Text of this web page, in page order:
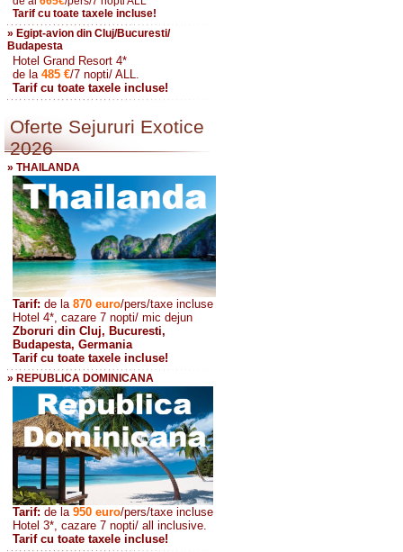
Tarif cu toate taxele incluse!
» Egipt-avion din Cluj/Bucuresti/
Budapesta
Hotel Grand Resort 4*
de la485 €/7 nopti/ ALL.
Tarif cu toate taxele incluse!
Oferte Sejururi Exotice
2026
» THAILANDA
Tarif: de la 870 euro/pers/taxe incluse
Hotel 4*, cazare 7 nopti/ mic dejun
Zboruri din Cluj, Bucuresti,
Budapesta, Germania
Tarif cu toate taxele incluse!
» REPUBLICA DOMINICANA
Tarif: de la 950 euro/pers/taxe incluse
Hotel 3*, cazare 7 nopti/ all inclusive.
Tarif cu toate taxele incluse!